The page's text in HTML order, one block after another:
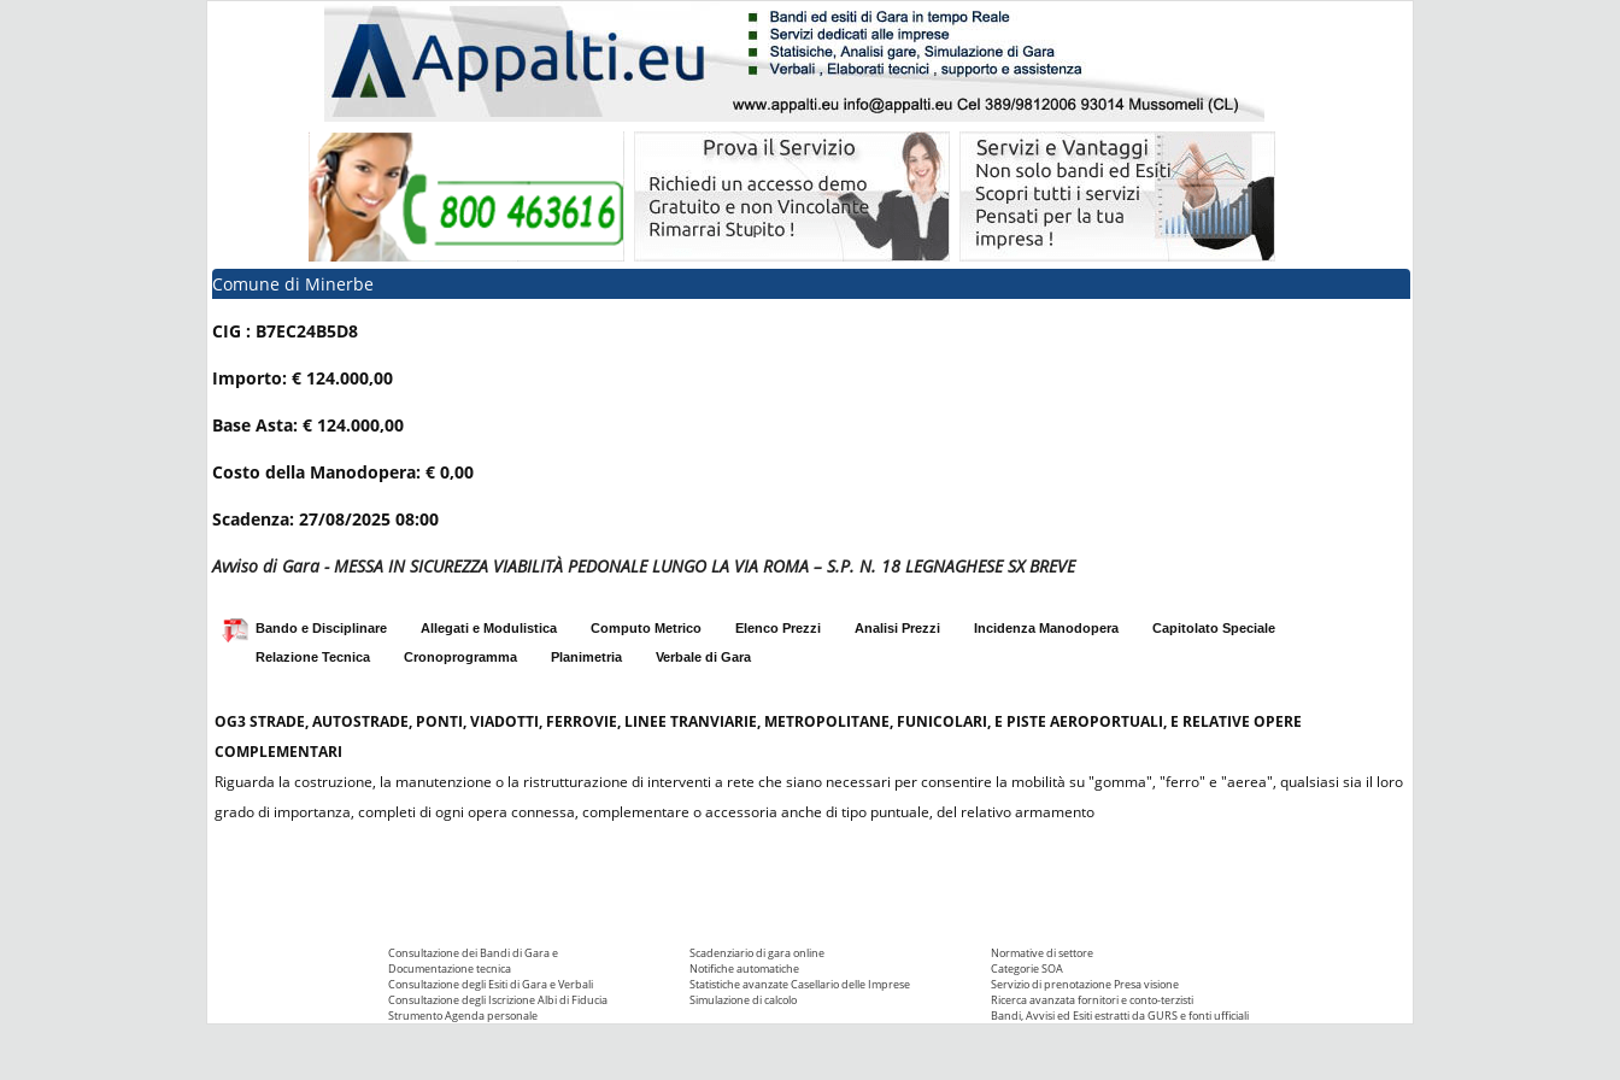
Comune di Minerbe
CIG : B7EC24B5D8
Importo: € 124.000,00
Base Asta: € 124.000,00
Costo della Manodopera: € 0,00
Scadenza: 27/08/2025 08:00
Avviso di Gara - MESSA IN SICUREZZA VIABILITÀ PEDONALE LUNGO LA VIA ROMA – S.P. N. 18 LEGNAGHESE SX BREVE
Bando e Disciplinare Allegati e Modulistica Computo Metrico Elenco Prezzi Analisi Prezzi Incidenza Manodopera
Capitolato Speciale
Relazione Tecnica
Cronoprogramma Planimetria Verbale di Gara
OG3STRADE, AUTOSTRADE, PONTI, VIADOTTI, FERROVIE, LINEE TRANVIARIE, METROPOLITANE, FUNICOLARI, E PISTE AEROPORTUALI, E RELATIVE OPERE
COMPLEMENTARI
Riguarda la costruzione, la manutenzione o la ristrutturazione di interventi a rete che siano necessari per consentire la mobilità su "gomma", "ferro" e "aerea", qualsiasi sia il loro
grado di importanza, completi di ogni opera connessa, complementare o accessoria anche di tipo puntuale, del relativo armamento
Consultazione dei Bandi di Gara e
Documentazione tecnica
Consultazione degli Esiti di Gara e Verbali
Consultazione degli Iscrizione Albi di Fiducia
Strumento Agenda personale
Scadenziario di gara online
Notifiche automatiche
Statistiche avanzateCasellario delle Imprese
Simulazione di calcolo
Normative di settore
Categorie SOA
Servizio di prenotazione Presa visione
Ricerca avanzata fornitori e conto-terzisti
Bandi, Avvisi ed Esiti estratti da GURS e fonti ufficiali